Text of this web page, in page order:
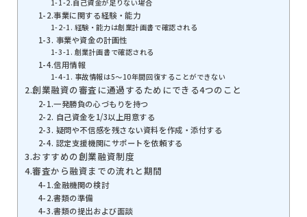
1-1-2.自己資金が足りない場合
1-2.事業に関する経験・能力
1-2-1. 経験・能力は創業計画書で確認される
1-3. 事業や資金の計画性
1-3-1. 創業計画書で確認される
1-4.信用情報
1-4-1. 事故情報は5～10年間回復することができない
2.創業融資の審査に通過するためにできる4つのこと
2-1.一発勝負の心づもりを持つ
2-2. 自己資金を1/3以上用意する
2-3. 疑問や不信感を残さない資料を作成・添付する
2-4. 認定支援機関にサポートを依頼する
3.おすすめの創業融資制度
4.審査から融資までの流れと期間
4-1.金融機関の検討
4-2.書類の準備
4-3.書類の提出および面談